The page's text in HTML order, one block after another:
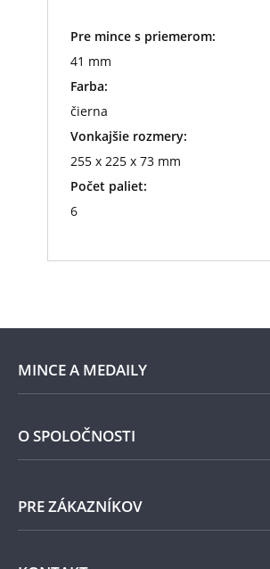
Pre mince s priemerom:
41 mm
Farba:
čierna
Vonkajšie rozmery:
255 x 225 x 73 mm
Počet paliet:
6
MINCE A MEDAILY
Len v Národnej Pokladnici
Pamätné medaily
O SPOLOČNOSTI
PRE ZÁKAZNÍKOV
Všeobecné obchodné podmienky